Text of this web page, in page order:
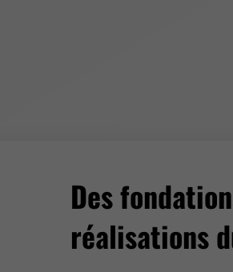
Des
réalisations